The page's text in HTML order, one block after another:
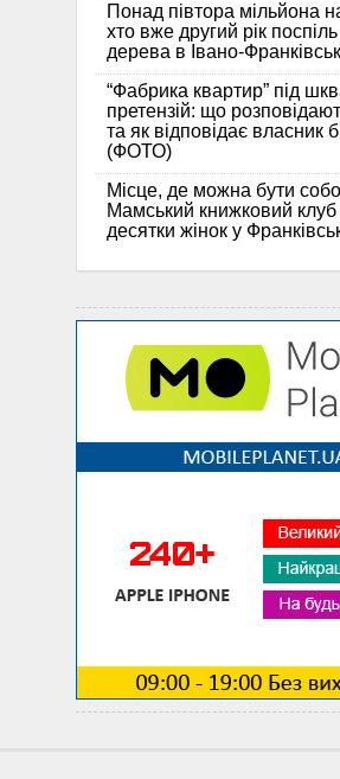
Понад півтора мільйона
хто вже другий рік поспіль
дерева в Івано-
“Фабрика квартир” під
претензій: що
та як відповідає власник
(ФОТО)
Місце, де можна бути
Мамський книжковий клуб
десятки жінок у